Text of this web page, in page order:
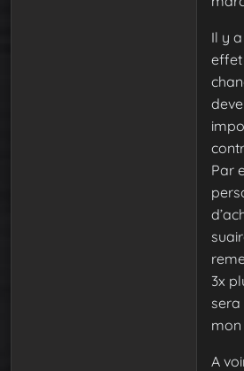
Il y
effet
Par
3x
sera
mon
A